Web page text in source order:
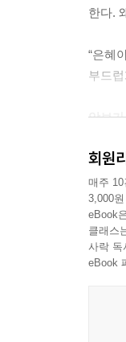
처음
다.
자세
울씩
깨를
들려
---
“네
지난
한다.
“은혜
부드
악보
일상
연연
예를
없다.
늦추
사사
회원
매주
3,000
eBook
클래스
사락 독
eBook